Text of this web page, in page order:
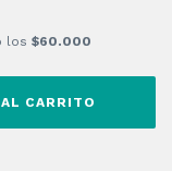
los $60.000